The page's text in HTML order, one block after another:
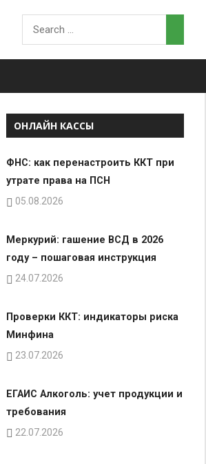
ОНЛАЙН КАССЫ
ФНС: как перенастроить ККТ при
утрате права на ПСН
05.08.2026
Меркурий: гашение ВСД в 2026
году – пошаговая инструкция
24.07.2026
Проверки ККТ: индикаторы риска
Минфина
23.07.2026
ЕГАИС Алкоголь: учет продукции и
требования
22.07.2026